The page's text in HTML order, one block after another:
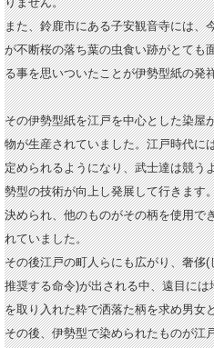
また、鈴鹿市にある子安観音寺には、
が不断桜の落ち葉の虫食い跡がとても
る事を思いついたことが伊勢型紙の発
その伊勢型紙を江戸を中心とした染屋
物が生産されていました。江戸時代に
定められるようになり、武士達は競う
勢型の技術が向上し発展して行きます
決められ、他のものがその柄を使用で
れていました。
その後江戸の町人らにも広がり、奢侈
推奨する命令)が出される中、遠目に
を取り入れた粋で洒落た柄を求め男女
その後、伊勢型で染められたものが江